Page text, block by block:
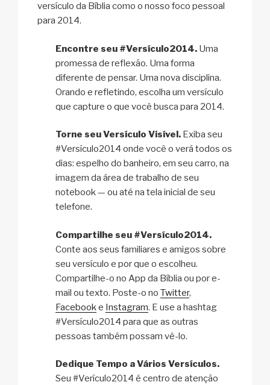
versículo da Bíblia como o nosso foco pessoal
para 2014.
Encontre seu #Versículo2014. Uma
promessa de reflexão. Uma forma
diferente de pensar. Uma nova disciplina.
Orando e refletindo, escolha um versículo
que capture o que você busca para 2014.
Torne seu Versículo Visível. Exiba seu
#Versículo2014 onde você o verá todos os
dias: espelho do banheiro, em seu carro, na
imagem da área de trabalho de seu
notebook — ou até na tela inicial de seu
telefone.
Compartilhe seu #Versículo2014.
Conte aos seus familiares e amigos sobre
seu versículo e por que o escolheu.
Compartilhe-o no App da Bíblia ou por e-
mail ou texto. Poste-o no Twitter,
Facebooke Instagram. E use a hashtag
#Versículo2014 para que as outras
pessoas também possam vê-lo.
Dedique Tempo a Vários Versículos.
Seu #Verículo2014 é centro de atenção